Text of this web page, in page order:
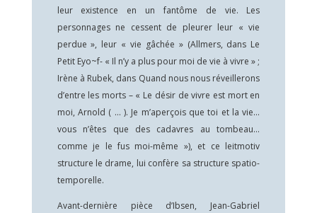
leur existence en un fantôme de vie. Les
personnages ne cessent de pleurer leur « vie
perdue », leur « vie gâchée » (Allmers, dans Le
Petit Eyo~f- « Il n’y a plus pour moi de vie à vivre » ;
Irène à Rubek, dans Quand nous nous réveillerons
d’entre les morts – « Le désir de vivre est mort en
moi, Arnold ( … ). Je m’aperçois que toi et la vie…
vous n’êtes que des cadavres au tombeau…
comme je le fus moi-même »), et ce leitmotiv
structure le drame, lui confère sa structure spatio-
temporelle.
Avant-dernière pièce d’Ibsen, Jean-Gabriel